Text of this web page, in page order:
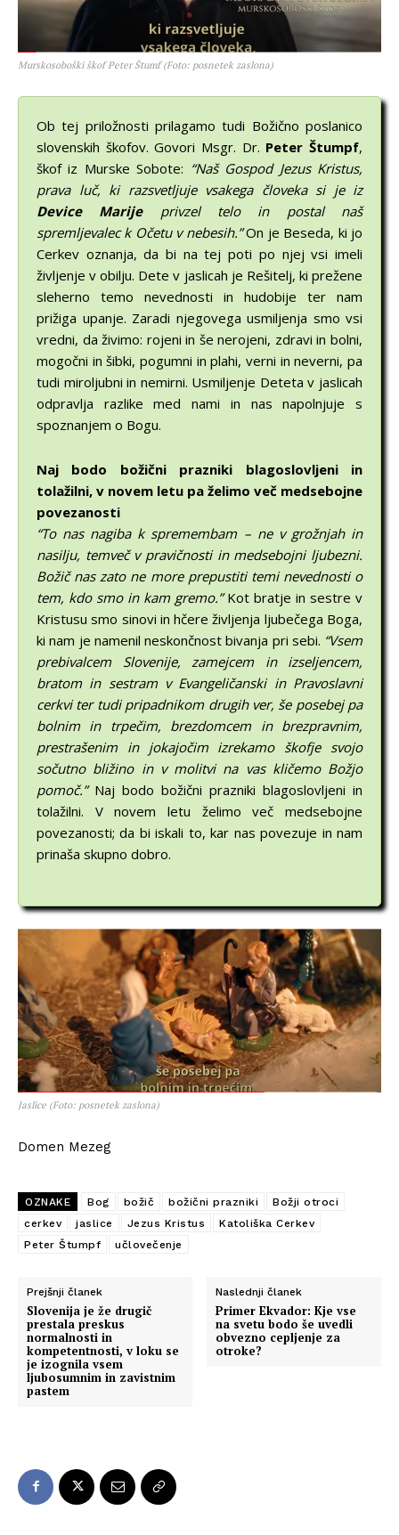
Murskosoboški škof Peter Štumf (Foto: posnetek zaslona)
Ob tej priložnosti prilagamo tudi Božično poslanico
slovenskih škofov. Govori Msgr. Dr. Peter Štumpf,
škof iz Murske Sobote: “Naš Gospod Jezus Kristus,
prava luč, ki razsvetljuje vsakega človeka si je iz
Device Marijeprivzel telo in postal naš
spremljevalec k Očetu v nebesih.”On je Beseda, ki jo
Cerkev oznanja, da bi na tej poti po njej vsi imeli
življenje v obilju. Dete v jaslicah je Rešitelj, ki prežene
sleherno temo nevednosti in hudobije ter nam
prižiga upanje. Zaradi njegovega usmiljenja smo vsi
vredni, da živimo: rojeni in še nerojeni, zdravi in bolni,
mogočni in šibki, pogumni in plahi, verni in neverni, pa
tudi miroljubni in nemirni. Usmiljenje Deteta v jaslicah
odpravlja razlike med nami in nas napolnjuje s
spoznanjem o Bogu.
Naj bodo božični prazniki blagoslovljeni in
tolažilni, v novem letu pa želimo več medsebojne
povezanosti
“To nas nagiba k spremembam – ne v grožnjah in
nasilju, temveč v pravičnosti in medsebojni ljubezni.
Božič nas zato ne more prepustiti temi nevednosti o
tem, kdo smo in kam gremo.”Kot bratje in sestre v
Kristusu smo sinovi in hčere življenja ljubečega Boga,
ki nam je namenil neskončnost bivanja pri sebi. “Vsem
prebivalcem Slovenije, zamejcem in izseljencem,
bratom in sestram v Evangeličanski in Pravoslavni
cerkvi ter tudi pripadnikom drugih ver, še posebej pa
bolnim in trpečim, brezdomcem in brezpravnim,
prestrašenim in jokajočim izrekamo škofje svojo
sočutno bližino in v molitvi na vas kličemo Božjo
pomoč.” Naj bodo božični prazniki blagoslovljeni in
tolažilni. V novem letu želimo več medsebojne
povezanosti; da bi iskali to, kar nas povezuje in nam
prinaša skupno dobro.
Jaslice (Foto: posnetek zaslona)
Domen Mezeg
OZNAKE Bog božič božični prazniki
Božji otroci
cerkev
jaslice Jezus Kristus
Katoliška Cerkev
Peter Štumpf
učlovečenje
Prejšnji članek
Slovenija je že drugič
prestala preskus
normalnosti in
kompetentnosti, v loku se
je izognila vsem
ljubosumnim in zavistnim
pastem
Naslednji članek
Primer Ekvador: Kje vse
na svetu bodo še uvedli
obvezno cepljenje za
otroke?